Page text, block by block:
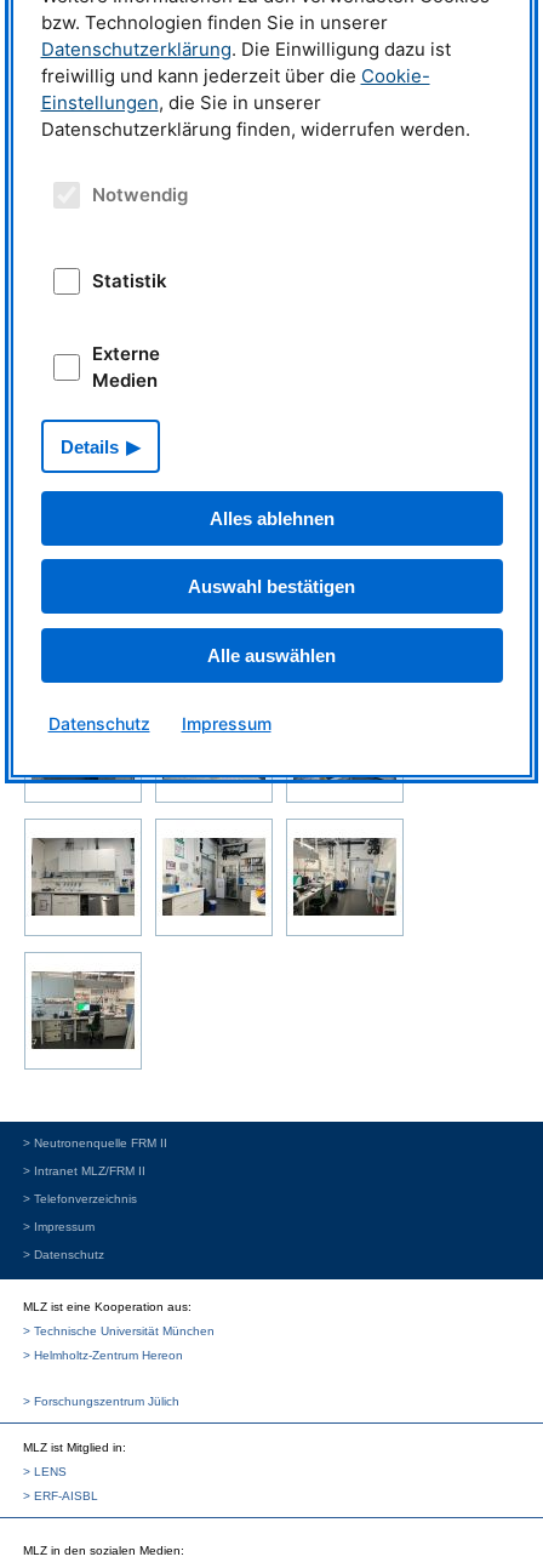
E-mail:
t.schrader@fz-juelich.de
Labortechnikerinnen:
Tabea Bartelt
Telefon:+49 (0)89 158860-733
E-mail: t.bartelt@fz-juelich.de
Milena Jerosch
+49 (0)89 158860-765
> Neutronenquelle FRM II
> Intranet MLZ/FRM II
> Telefonverzeichnis
> Impressum
> Datenschutz
MLZ ist eine Kooperation aus:
> Technische Universität München
> Helmholtz-Zentrum Hereon
> Forschungszentrum Jülich
MLZ ist Mitglied in:
> LENS
> ERF-AISBL
MLZ in den sozialen Medien:
bzw. Technologien finden Sie in unserer
Datenschutzerklärung. Die Einwilligung dazu ist
freiwillig und kann jederzeit über die Cookie-
Einstellungen, die Sie in unserer
Datenschutzerklärung finden, widerrufen werden.
Notwendig
Statistik
Externe
Medien
Details
Alles ablehnen
Auswahl bestätigen
Alle auswählen
Datenschutz Impressum